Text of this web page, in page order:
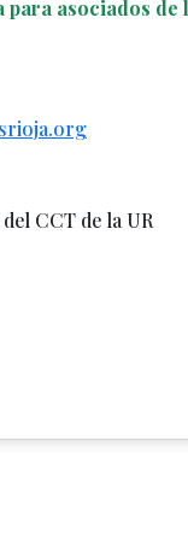
para asociados de
CCT de la UR